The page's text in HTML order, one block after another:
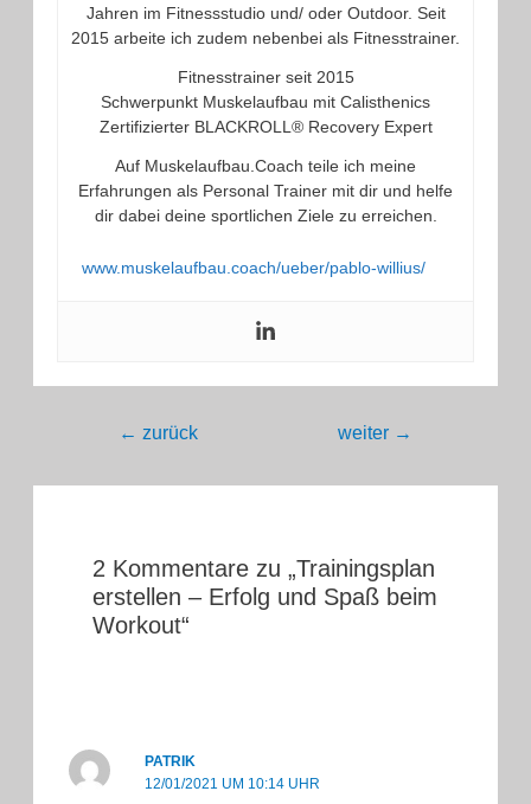
Jahren im Fitnessstudio und/ oder Outdoor. Seit
2015 arbeite ich zudem nebenbei als Fitnesstrainer.
Fitnesstrainer seit 2015
Schwerpunkt Muskelaufbau mit Calisthenics
Zertifizierter BLACKROLL® Recovery Expert
Auf Muskelaufbau.Coach teile ich meine
Erfahrungen als Personal Trainer mit dir und helfe
dir dabei deine sportlichen Ziele zu erreichen.
www.muskelaufbau.coach/ueber/pablo-willius/
Beitragsnavigation
← zurück weiter →
2 Kommentare zu „Trainingsplan
erstellen – Erfolg und Spaß beim
Workout“
PATRIK
12/01/2021 UM 10:14 UHR